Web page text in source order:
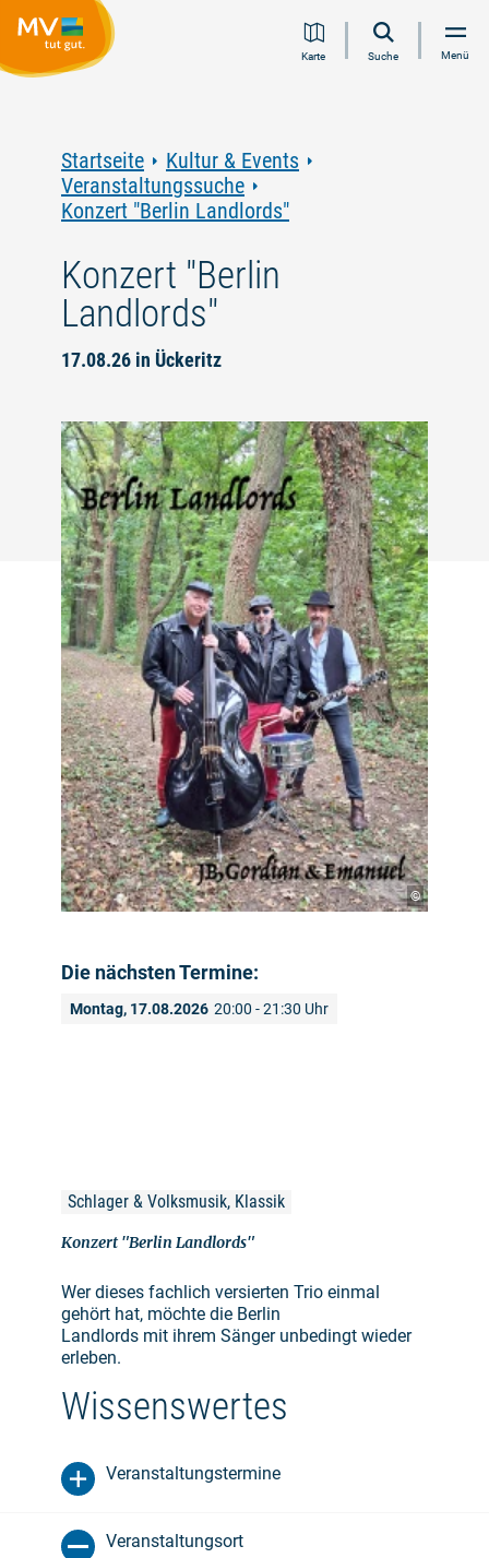
Inhalt
Navigation
Volltextsuche
FooterKarte Suche Menü
Startseite
Kultur & Events
Veranstaltungssuche
Konzert "Berlin Landlords"
Konzert "Berlin
Landlords"
17.08.26 in Ückeritz
©
Die nächsten Termine:
Montag, 17.08.2026 20:00 - 21:30 Uhr
Schlager & Volksmusik, Klassik
Konzert "Berlin Landlords"
Wer dieses fachlich versierten Trio einmal
gehört hat, möchte die Berlin
Landlords mit ihrem Sänger unbedingt wieder
erleben.
Wissenswertes
Veranstaltungstermine
Veranstaltungsort